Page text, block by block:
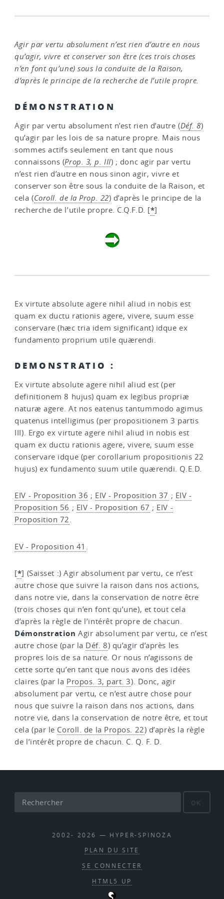
Agir par vertu absolument n’est rien d’autre en nous
qu’agir, vivre et conserver son être (ces trois choses
n’en font qu’une) sous la conduite de la Raison,
d’après le principe de la recherche de l’utile propre.
DÉMONSTRATION
Agir par vertu absolument n’est rien d’autre (Déf. 8)
qu’agir par les lois de sa nature propre. Mais nous
sommes actifs seulement en tant que nous
connaissons (Prop. 3, p. III) ; donc agir par vertu
n’est rien d’autre en nous sinon agir, vivre et
conserver son être sous la conduite de la Raison, et
cela (Coroll. de la Prop. 22) d’après le principe de la
recherche de l’utile propre. C.Q.F.D. [*]
Ex virtute absolute agere nihil aliud in nobis est
quam ex ductu rationis agere, vivere, suum esse
conservare (hæc tria idem significant) idque ex
fundamento proprium utile quærendi.
DEMONSTRATIO :
Ex virtute absolute agere nihil aliud est (per
definitionem 8 hujus) quam ex legibus propriæ
naturæ agere. At nos eatenus tantummodo agimus
quatenus intelligimus (per propositionem 3 partis
III). Ergo ex virtute agere nihil aliud in nobis est
quam ex ductu rationis agere, vivere, suum esse
conservare idque (per corollarium propositionis 22
hujus) ex fundamento suum utile quærendi. Q.E.D.
EIV - Proposition 36 ; EIV - Proposition 37 ; EIV -
Proposition 56 ; EIV - Proposition 67 ; EIV -
Proposition 72.
EV - Proposition 41
[*] (Saisset :) Agir absolument par vertu, ce n’est
autre chose que suivre la raison dans nos actions,
dans notre vie, dans la conservation de notre être
(trois choses qui n’en font qu’une), et tout cela
d’après la règle de l’intérêt propre de chacun.
Démonstration Agir absolument par vertu, ce n’est
autre chose (par la Déf. 8) qu’agir d’après les
propres lois de sa nature. Or nous n’agissons de
cette sorte qu’en tant que nous avons des idées
claires (par la Propos. 3, part. 3). Donc, agir
absolument par vertu, ce n’est autre chose pour
nous que suivre la raison dans nos actions, dans
notre vie, dans la conservation de notre être, et tout
cela (par le Coroll. de la Propos. 22) d’après la règle
de l’intérêt propre de chacun. C. Q. F. D.
OK
2002- 2026 — HYPER-SPINOZA
PLAN DU SITE
SE CONNECTER
HTML5 UP